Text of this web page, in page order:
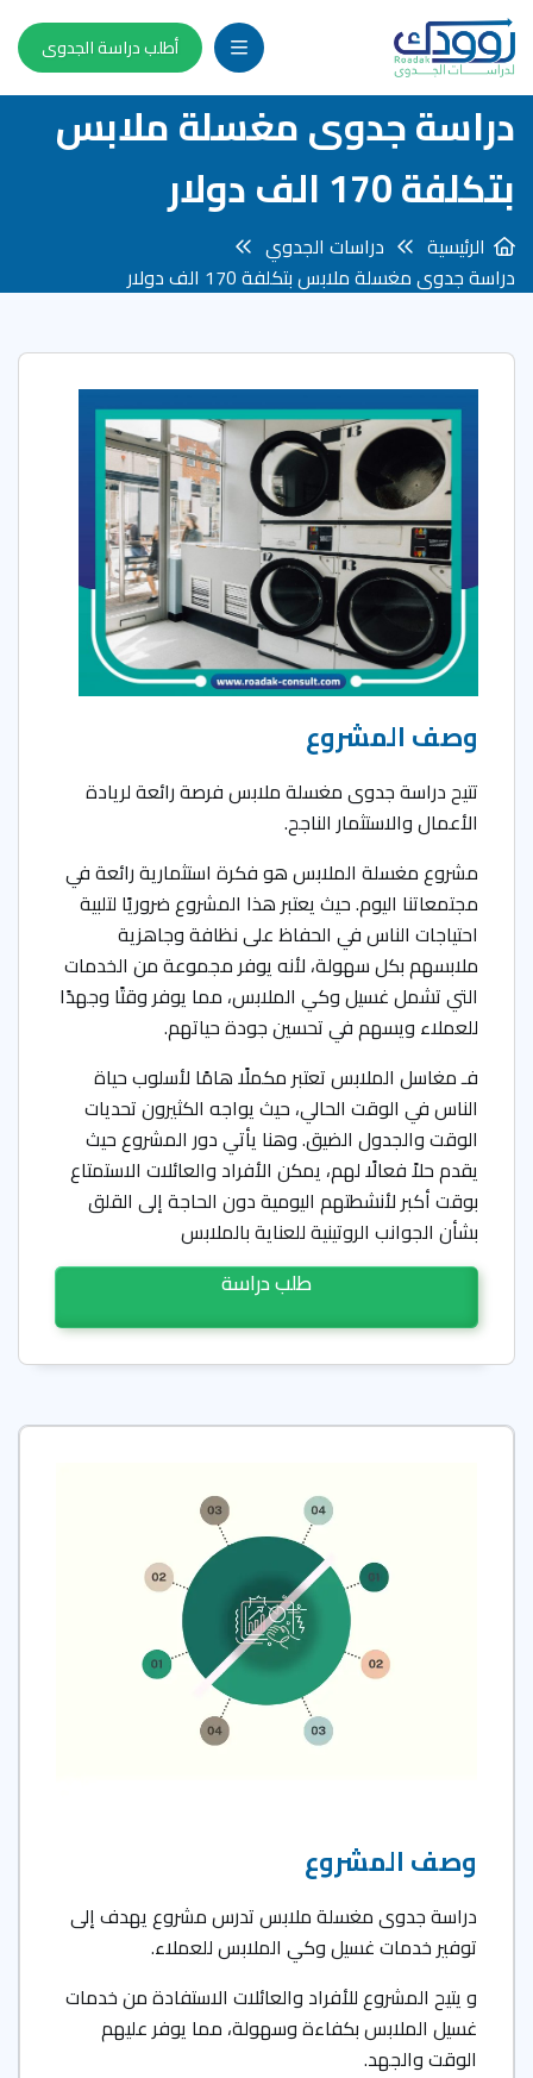
أطلب دراسة الجدوى
دراسة جدوى مغسلة ملابس
بتكلفة 170 الف دولار
الرئيسية
دراسات الجدوي
دراسة جدوى مغسلة ملابس بتكلفة 170 الف دولار
وصف المشروع
تتيح دراسة جدوى مغسلة ملابس فرصة رائعة لريادة
الأعمال والاستثمار الناجح.
مشروع مغسلة الملابس هو فكرة استثمارية رائعة في
مجتمعاتنا اليوم. حيث يعتبر هذا المشروع ضروريًا لتلبية
احتياجات الناس في الحفاظ على نظافة وجاهزية
ملابسهم بكل سهولة، لأنه يوفر مجموعة من الخدمات
التي تشمل غسيل وكي الملابس، مما يوفر وقتًا وجهدًا
للعملاء ويسهم في تحسين جودة حياتهم.
فـ مغاسل الملابس تعتبر مكملًا هامًا لأسلوب حياة
الناس في الوقت الحالي، حيث يواجه الكثيرون تحديات
الوقت والجدول الضيق. وهنا يأتي دور المشروع حيث
يقدم حلاً فعالًا لهم، يمكن الأفراد والعائلات الاستمتاع
بوقت أكبر لأنشطتهم اليومية دون الحاجة إلى القلق
بشأن الجوانب الروتينية للعناية بالملابس
طلب دراسة
وصف المشروع
دراسة جدوى مغسلة ملابس تدرس مشروع يهدف إلى
توفير خدمات غسيل وكي الملابس للعملاء.
و يتيح المشروع للأفراد والعائلات الاستفادة من خدمات
غسيل الملابس بكفاءة وسهولة، مما يوفر عليهم
الوقت والجهد.